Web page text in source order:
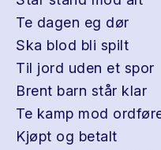
Te dagen eg dør
Ska blod bli spilt
Til jord uden et spor
Brent barn står klar
Te kamp mod
Kjøpt og betalt